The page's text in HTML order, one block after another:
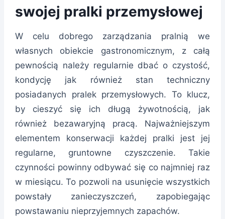
swojej pralki przemysłowej
W celu dobrego zarządzania pralnią we
własnych obiekcie gastronomicznym, z całą
pewnością należy regularnie dbać o czystość,
kondycję jak również stan techniczny
posiadanych pralek przemysłowych. To klucz,
by cieszyć się ich długą żywotnością, jak
również bezawaryjną pracą. Najważniejszym
elementem konserwacji każdej pralki jest jej
regularne, gruntowne czyszczenie. Takie
czynności powinny odbywać się co najmniej raz
w miesiącu. To pozwoli na usunięcie wszystkich
powstały zanieczyszczeń, zapobiegając
powstawaniu nieprzyjemnych zapachów.